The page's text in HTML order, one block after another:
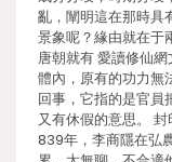
亂，闡明這在那時具
景象呢？緣由就在于
唐朝就有 愛讀修仙
體內，原有的功力無
回事，它指的是官員
又有休假的意思。
839年，李商隱在弘